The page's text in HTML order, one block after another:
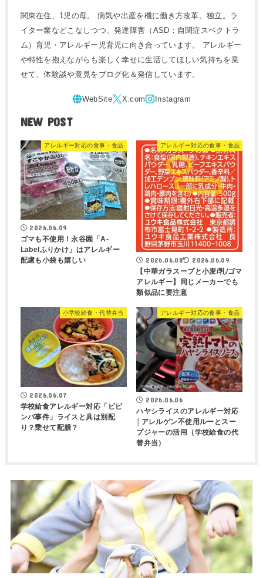
関東在住、1児の母。 病気や出産を機に働き方改革、独立。ラ
イター業などこなしつつ、発達障害（ASD：自閉症スペクトラ
ム）育児・アレルギー児育児に向き合っています。 アレルギー
や特性を抱えながらも楽しく幸せに生活してほしい気持ちを乗
せて、体験談や意見をブログ化＆発信しています。
NEW POST
アレルギー対応の食事・食品
2026.06.09
ゴマも不使用！永谷園「A-
Labelふりかけ」はアレルギー
配慮も小袋も嬉しい
アレルギー対応の食事・食品
2026.06.08 2026.06.09
【中華ガラスープと小麦/乳/ゴマ
アレルギー】同じメーカーでも
類似品に要注意
小学校給食・代替弁当
2026.06.07
学校給食アレルギー対応「ビビ
ンバ事件」ライスと具は別配
り？乗せて配膳？
アレルギー対応の食事・食品
2026.06.06
ハヤシライスのアレルギー対応
│アレルゲン不使用ルーとスー
プジャーの活用（学校給食の代
替弁当）